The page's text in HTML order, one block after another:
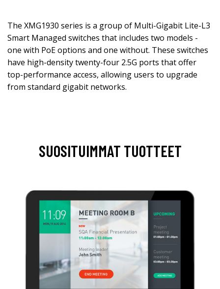
The XMG1930 series is a group of Multi-Gigabit Lite-L3
Smart Managed switches that includes two models -
one with PoE options and one without. These switches
have high-density twenty-four 2.5G ports that offer
top-performance access, allowing users to upgrade
from standard gigabit networks.
SUOSITUIMMAT TUOTTEET